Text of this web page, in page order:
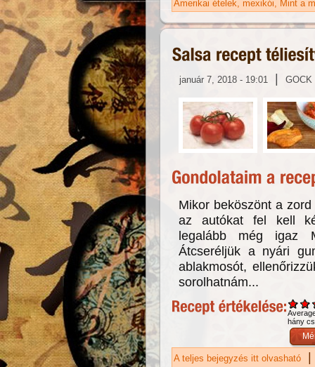
Amerikai ételek mexikói Mint a
január 7, 2018 - 19:01 | GOCK
Mikor beköszönt a
az autókat fel kell
legalább még igaz
Átcseréljük a nyári
ablakmosót,
sorolhatnám...
hány
A teljes bejegyzés itt olvasható |